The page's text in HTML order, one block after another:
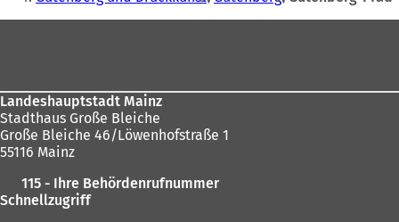
e
u
sich
Landeshauptstadt Mainz
Stadthaus Große Bleiche
Große Bleiche 46/Löwenhofstraße 1
55116 Mainz
115 - Ihre Behördenrufnummer
Schnellzugriff